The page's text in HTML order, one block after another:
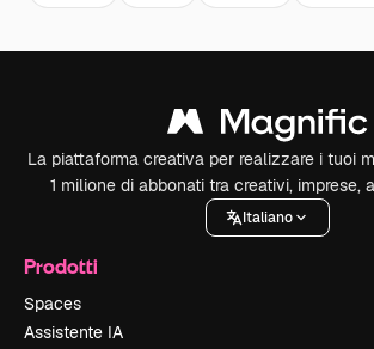
La piattaforma creativa per realizzare i tuoi
1 milione di abbonati tra creativi, imprese,
Italiano
Prodotti
Spaces
Assistente IA